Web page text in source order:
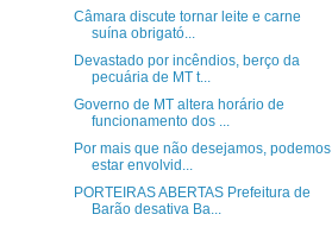
Câmara discute tornar leite e carne
suína obrigató...
Devastado por incêndios, berço da
pecuária de MT t...
Governo de MT altera horário de
funcionamento dos ...
Por mais que não desejamos, podemos
estar envolvid...
PORTEIRAS ABERTAS Prefeitura de
Barão desativa Ba...